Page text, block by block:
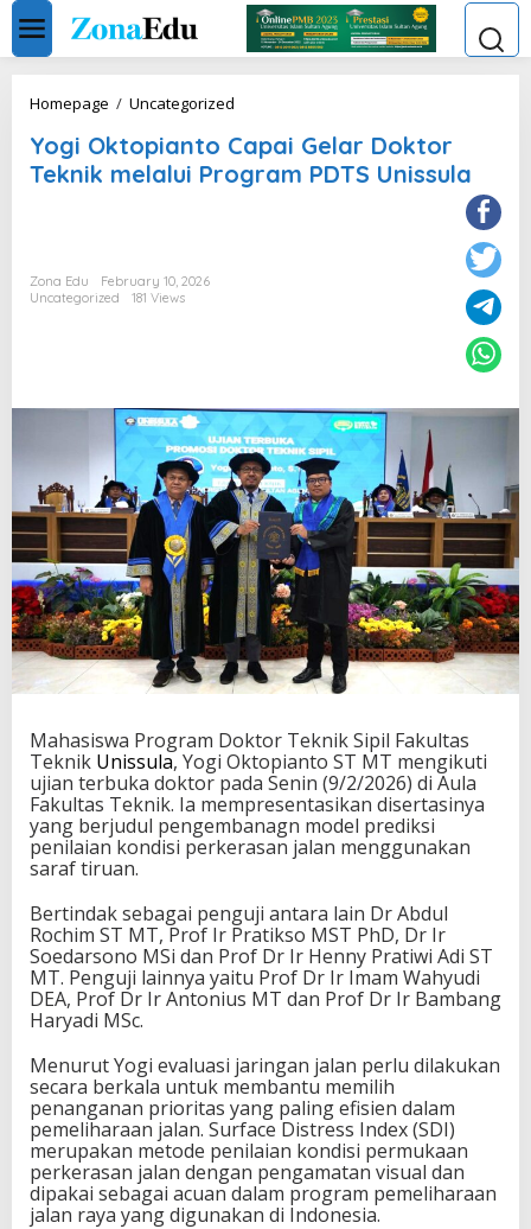
Skip
content
Homepage / Uncategorized
Capai
Gelar
Doktor
Yogi Oktopianto Capai Gelar Doktor
Teknik melalui Program PDTS Unissula
Zona Edu
February 10, 2026
Uncategorized
181 Views
Mahasiswa Program Doktor Teknik Sipil Fakultas
Teknik Unissula, Yogi Oktopianto ST MT mengikuti
ujian terbuka doktor pada Senin (9/2/2026) di Aula
Fakultas Teknik. Ia mempresentasikan disertasinya
yang berjudul pengembanagn model prediksi
penilaian kondisi perkerasan jalan menggunakan
saraf tiruan.
Bertindak sebagai penguji antara lain Dr Abdul
Rochim ST MT, Prof Ir Pratikso MST PhD, Dr Ir
Soedarsono MSi dan Prof Dr Ir Henny Pratiwi Adi ST
MT. Penguji lainnya yaitu Prof Dr Ir Imam Wahyudi
DEA, Prof Dr Ir Antonius MT dan Prof Dr Ir Bambang
Haryadi MSc.
Menurut Yogi evaluasi jaringan jalan perlu dilakukan
secara berkala untuk membantu memilih
penanganan prioritas yang paling efisien dalam
pemeliharaan jalan. Surface Distress Index (SDI)
merupakan metode penilaian kondisi permukaan
perkerasan jalan dengan pengamatan visual dan
dipakai sebagai acuan dalam program pemeliharaan
jalan raya yang digunakan di Indonesia.